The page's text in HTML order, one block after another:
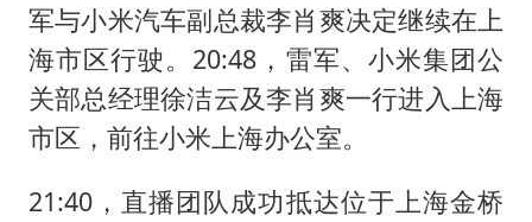
军与小米汽车副总裁李肖爽决定继续在上
海市区行驶。20:48，雷军、小米集团公
关部总经理徐洁云及李肖爽一行进入上海
市区，前往小米上海办公室。
21:40，直播团队成功抵达位于上海金桥